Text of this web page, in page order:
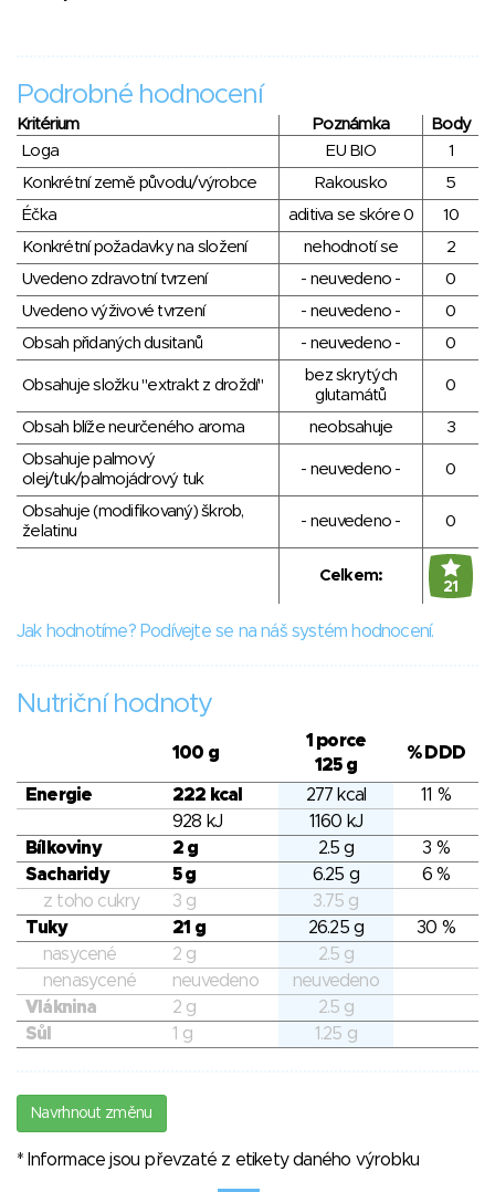
Podrobné hodnocení
Kritérium Poznámka
Body
Loga
EU BIO
1
Konkrétní země původu/výrobce
Rakousko
5
Éčka
aditiva se skóre 0
10
Konkrétní požadavky na složení
nehodnotí se
2
Uvedeno zdravotní tvrzení
- neuvedeno -
0
Uvedeno výživové tvrzení
- neuvedeno -
0
Obsah přidaných dusitanů
- neuvedeno - 0
Obsahuje složku "extrakt z droždí"
bez skrytých
glutamátů
0
Obsah blíže neurčeného aroma neobsahuje
3
Obsahuje palmový
olej/tuk/palmojádrový tuk
- neuvedeno - 0
Obsahuje (modifikovaný) škrob,
želatinu
- neuvedeno - 0
Celkem:
21
Jak hodnotíme? Podívejte se na náš systém hodnocení.
Nutriční hodnoty
100 g
1 porce
125 g
% DDD
Energie 222 kcal 277 kcal
11 %
928 kJ
1160 kJ
Bílkoviny
2 g 2.5 g
3 %
Sacharidy
5 g 6.25 g
6 %
z toho cukry
3 g
3.75 g
Tuky
21 g 26.25 g
30 %
nasycené
2 g
2.5 g
nenasycené
neuvedeno
neuvedeno
Vláknina
2 g
2.5 g
Sůl
1 g 1.25 g
Navrhnout změnu
* Informace jsou převzaté z etikety daného výrobku